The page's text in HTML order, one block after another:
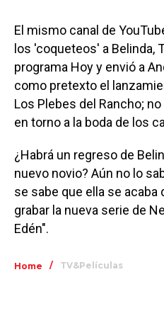
El mismo canal de
los 'coqueteos' a Belinda,
programa Hoy y envió a
como pretexto el
Los Plebes del Rancho;
en torno a la boda de los
¿Habrá un regreso de
nuevo novio? Aún no lo
se sabe que ella se acaba
grabar la nueva serie de
Edén".
Home / TV&Películas